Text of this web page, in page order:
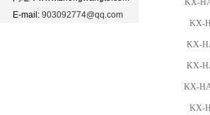
E-mail: 903092774@qq.com
KX-
KX-
KX-
KX-
KX-
KX-